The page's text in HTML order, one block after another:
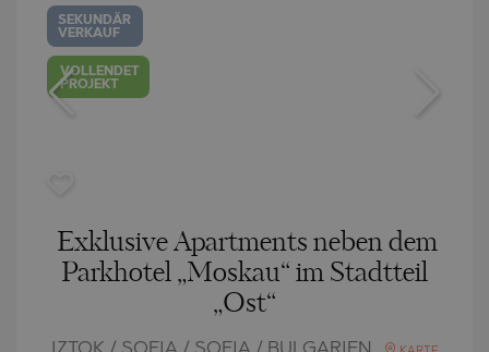
SEKUNDÄR
VERKAUF
VOLLENDET
PROJEKT
Exklusive Apartments neben dem
Parkhotel „Moskau“ im Stadtteil
„Ost“